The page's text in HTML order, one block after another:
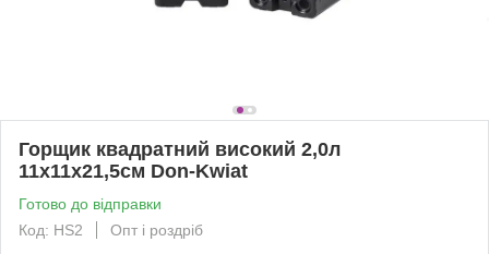
Горщик квадратний високий 2,0л
11х11х21,5см Don-Kwiat
Готово до відправки
Код: HS2
Опт і роздріб